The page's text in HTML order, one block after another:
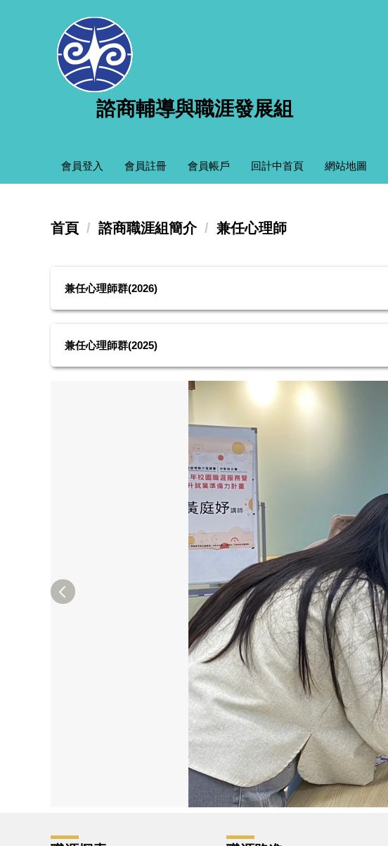
諮商輔導與職涯發展組
會員登入 會員註冊 會員帳戶 回計中首頁 網站地圖
首頁 諮商職涯組簡介 兼任心理師
兼任心理師群(2026)
兼任心理師群(2025)